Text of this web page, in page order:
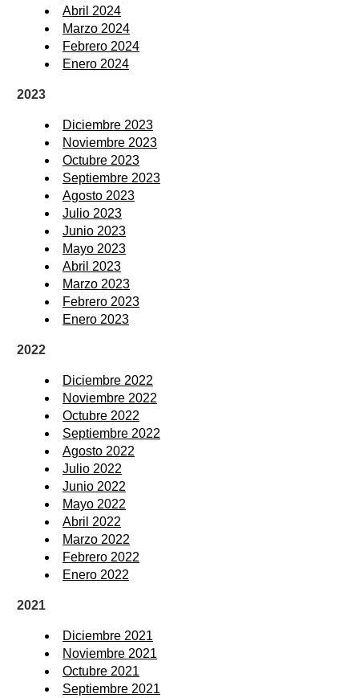
Abril 2024
Marzo 2024
Febrero 2024
Enero 2024
2023
Diciembre 2023
Noviembre 2023
Octubre 2023
Septiembre 2023
Agosto 2023
Julio 2023
Junio 2023
Mayo 2023
Abril 2023
Marzo 2023
Febrero 2023
Enero 2023
2022
Diciembre 2022
Noviembre 2022
Octubre 2022
Septiembre 2022
Agosto 2022
Julio 2022
Junio 2022
Mayo 2022
Abril 2022
Marzo 2022
Febrero 2022
Enero 2022
2021
Diciembre 2021
Noviembre 2021
Octubre 2021
Septiembre 2021